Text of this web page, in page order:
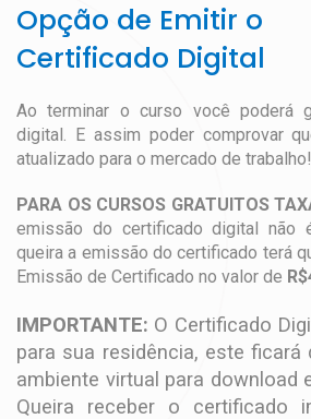
Opção de Emitir o
Certificado Digital
Ao terminar o curso você poderá
digital. E assim poder comprovar
atualizado para o mercado de trabalho!
PARA OS CURSOS GRATUITOS
emissão do certificado digital não
queira a emissão do certificado terá
Emissão de Certificado no valor de
IMPORTANTE: O Certificado
para sua residência, este ficará
ambiente virtual para download
Queira receber o certificado